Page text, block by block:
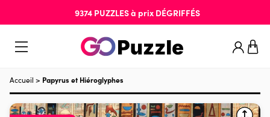
9374 PUZZLESà prix DÉGRIFFÉS
Accueil > Papyrus et Hiéroglyphes